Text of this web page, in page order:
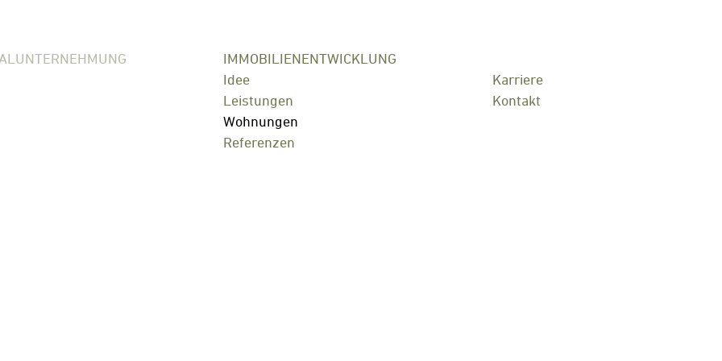
IMMOBILIENENTWICKLUNG
Idee
Leistungen
Wohnungen
Referenzen
Karriere
Kontakt